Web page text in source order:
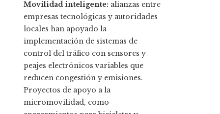
Movilidad inteligente: alianzas entre
empresas tecnológicas y autoridades
locales han apoyado la
implementación de sistemas de
control del tráfico con sensores y
peajes electrónicos variables que
reducen congestión y emisiones.
Proyectos de apoyo a la
micromovilidad, como